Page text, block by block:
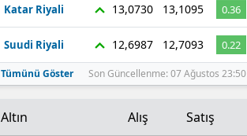
Katar Riyali 13,0730 13,1095 0.36
Suudi Riyali 12,6987 12,7093 0.22
Tümünü Göster Son Güncellenme: 07 Ağustos 23:50
Altın Alış Satış